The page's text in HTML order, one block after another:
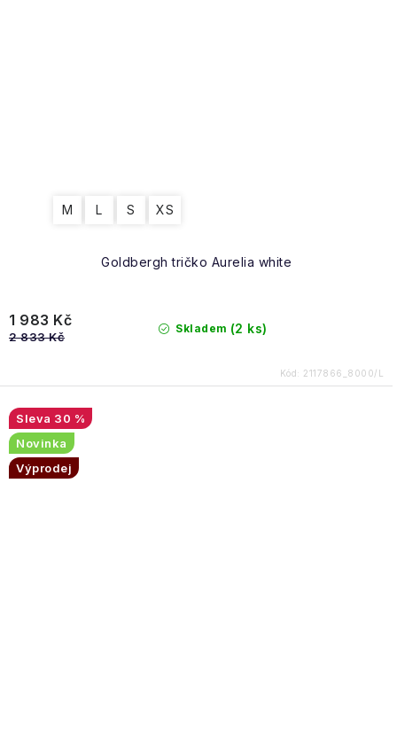
Goldbergh tričko Aurelia white
M L S XS
Skladem (2 ks)
1 983 Kč
2 833 Kč
Kód: 2117866_8000/L
30 %
Novinka
Výprodej